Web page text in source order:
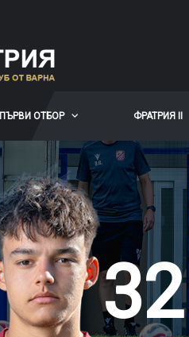
ПЪРВИ ОТБОР ФРАТРИЯ II
32